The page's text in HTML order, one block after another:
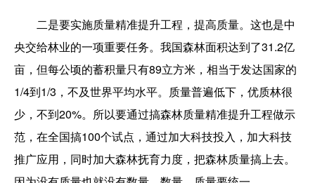
二是要实施质量精准提升工程，提高质量。这也是中
央交给林业的一项重要任务。我国森林面积达到了31.2亿
亩，但每公顷的蓄积量只有89立方米，相当于发达国家的
1/4到1/3，不及世界平均水平。质量普遍低下，优质林很
少，不到20%。所以要通过搞森林质量精准提升工程做示
范，在全国搞100个试点，通过加大科技投入，加大科技
推广应用，同时加大森林抚育力度，把森林质量搞上去。